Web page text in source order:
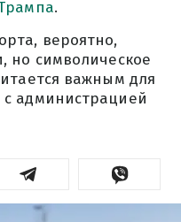
.
вероятно,
но символическое
важным для
администрацией